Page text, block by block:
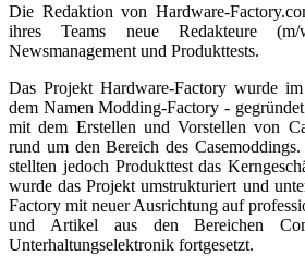
Die Redaktion von Hardware-
ihres Teams neue Redakteure
Newsmanagement und Produkttests.
Das Projekt Hardware-Factory wurde
dem Namen Modding-Factory -
mit dem Erstellen und Vorstellen von
rund um den Bereich des
stellten jedoch Produkttest das
wurde das Projekt umstrukturiert und
Factory mit neuer Ausrichtung auf
und Artikel aus den Bereichen
Unterhaltungselektronik fortgesetzt.